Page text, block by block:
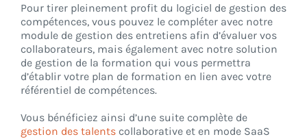
Pour tirer pleinement profit du logiciel de gestion des
compétences, vous pouvez le compléter avec notre
module de gestion des entretiens afin d’évaluer vos
collaborateurs, mais également avec notre solution
de gestion de la formation qui vous permettra
d’établir votre plan de formation en lien avec votre
référentiel de compétences.
Vous bénéficiez ainsi d’une suite complète de
gestion des talents collaborative et en mode SaaS